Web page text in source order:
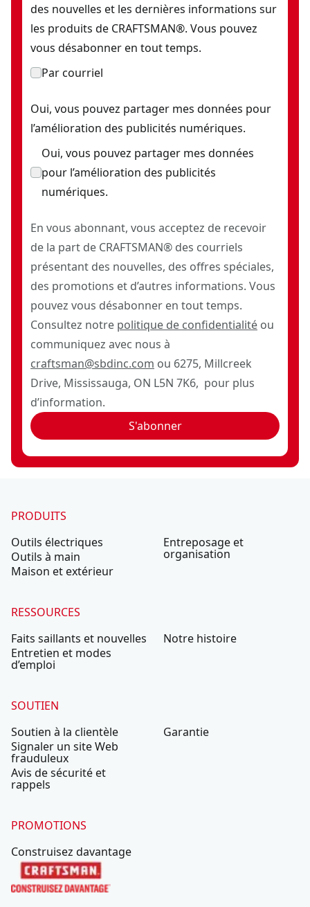
des nouvelles et les dernières informations sur
les produits de CRAFTSMAN®. Vous pouvez
vous désabonner en tout temps.
Par courriel
Oui, vous pouvez partager mes données pour
l’amélioration des publicités numériques.
Oui, vous pouvez partager mes données
pour l’amélioration des publicités
numériques.
En vous abonnant, vous acceptez de recevoir
de la part de CRAFTSMAN® des courriels
présentant des nouvelles, des offres spéciales,
des promotions et d’autres informations. Vous
pouvez vous désabonner en tout temps.
Consultez notre politique de confidentialité ou
communiquez avec nous à
craftsman@sbdinc.com ou 6275, Millcreek
Drive, Mississauga, ON L5N 7K6, pour plus
d’information.
S'abonner
PRODUITS
Outils électriques
Outils à main
Maison et extérieur
Entreposage et
organisation
RESSOURCES
Faits saillants et nouvelles
Entretien et modes
d’emploi
Notre histoire
SOUTIEN
Soutien à la clientèle
Signaler un site Web
frauduleux
Avis de sécurité et
rappels
Garantie
PROMOTIONS
Construisez davantage